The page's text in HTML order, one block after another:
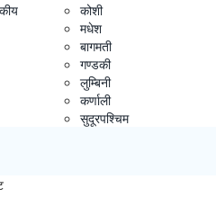
कोशी
मधेश
बागमती
गण्डकी
लुम्बिनी
कर्णाली
सुदूरपश्चिम